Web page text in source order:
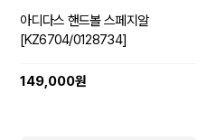
아디다스 핸드볼 스페지알
[KZ6704/0128734]
149,000원